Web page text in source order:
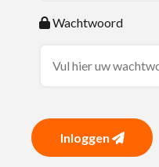
Wachtwoord
Inloggen